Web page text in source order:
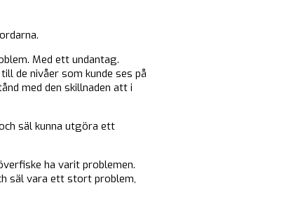
Med ett undantag.
de nivåer som kunde ses på
med den skillnaden att i
säl kunna utgöra ett
ha varit problemen.
säl vara ett stort problem,